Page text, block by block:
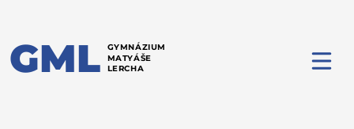
GML GYMNÁZIUM
MATYÁŠE
LERCHA